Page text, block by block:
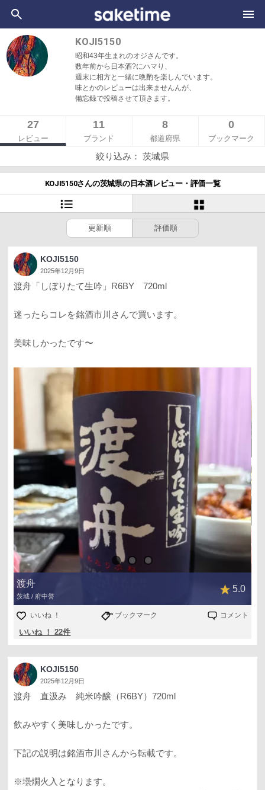
KOJI5150
昭和43年生まれのオジさんです。
数年前から日本酒?にハマり、
週末に相方と一緒に晩酌を楽しんでいます。
味とかのレビューは出来ませんんが、
備忘録で投稿させて頂きます。
27
レビュー
11
ブランド
8
都道府県
0
ブックマーク
絞り込み： 茨城県
KOJI5150さんの茨城県の日本酒レビュー・評価一覧
更新順 評価順
KOJI5150
2025年12月9日
渡舟「しぼりたて生吟」R6BY 720ml
迷ったらコレを銘酒市川さんで買います。
美味しかったです〜
渡舟
茨城 / 府中誉
5.0
いいね ！ ブックマーク コメント
いいね ！ 22件
KOJI5150
2025年12月9日
渡舟 直汲み 純米吟醸（R6BY）720ml
飲みやすく美味しかったです。
下記の説明は銘酒市川さんから転載です。
※壜燗火入となります。